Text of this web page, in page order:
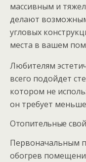
массивным и
делают
угловых
места в вашем
Любителям
всего подойдет
котором не
он требует
Отопительные
Первоначальным
обогрев